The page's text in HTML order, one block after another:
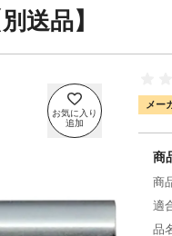
送品】
メー
商
商
適
品